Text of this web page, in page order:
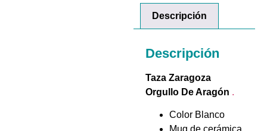
Descripción
Descripción
Taza Zaragoza
Orgullo De Aragón .
Color Blanco